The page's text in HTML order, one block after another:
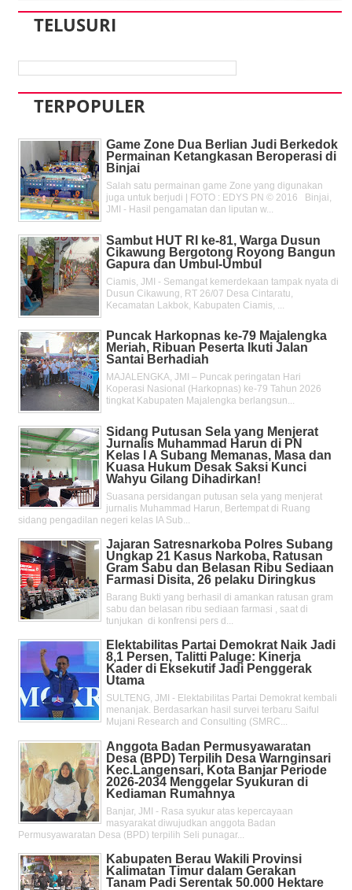
TELUSURI
TERPOPULER
Game Zone Dua Berlian Judi Berkedok
Permainan Ketangkasan Beroperasi di
Binjai
Salah satu permainan game Zone yang digunakan
juga untuk berjudi | FOTO : EDYS PN © 2016 Binjai,
JMI - Hasil pengamatan dan liputan w...
Sambut HUT RI ke-81, Warga Dusun
Cikawung Bergotong Royong Bangun
Gapura dan Umbul-Umbul
Ciamis, JMI - Semangat kemerdekaan tampak nyata di
Dusun Cikawung, RT 26/07 Desa Cintaratu,
Kecamatan Lakbok, Kabupaten Ciamis, ...
Puncak Harkopnas ke-79 Majalengka
Meriah, Ribuan Peserta Ikuti Jalan
Santai Berhadiah
MAJALENGKA, JMI – Puncak peringatan Hari
Koperasi Nasional (Harkopnas) ke-79 Tahun 2026
tingkat Kabupaten Majalengka berlangsun...
Sidang Putusan Sela yang Menjerat
Jurnalis Muhammad Harun di PN
Kelas l A Subang Memanas, Masa dan
Kuasa Hukum Desak Saksi Kunci
Wahyu Gilang Dihadirkan!
Suasana persidangan putusan sela yang menjerat
jurnalis Muhammad Harun, Bertempat di Ruang
sidang pengadilan negeri kelas IA Sub...
Jajaran Satresnarkoba Polres Subang
Ungkap 21 Kasus Narkoba, Ratusan
Gram Sabu dan Belasan Ribu Sediaan
Farmasi Disita, 26 pelaku Diringkus
Barang Bukti yang berhasil di amankan ratusan gram
sabu dan belasan ribu sediaan farmasi , saat di
tunjukan di konfrensi pers d...
Elektabilitas Partai Demokrat Naik Jadi
8,1 Persen, Talitti Paluge: Kinerja
Kader di Eksekutif Jadi Penggerak
Utama
SULTENG, JMI - Elektabilitas Partai Demokrat kembali
menanjak. Berdasarkan hasil survei terbaru Saiful
Mujani Research and Consulting (SMRC...
Anggota Badan Permusyawaratan
Desa (BPD) Terpilih Desa Warnginsari
Kec.Langensari, Kota Banjar Periode
2026-2034 Menggelar Syukuran di
Kediaman Rumahnya
Banjar, JMI - Rasa syukur atas kepercayaan
masyarakat diwujudkan anggota Badan
Permusyawaratan Desa (BPD) terpilih Seli punagar...
Kabupaten Berau Wakili Provinsi
Kalimatan Timur dalam Gerakan
Tanam Padi Serentak 50.000 Hektare